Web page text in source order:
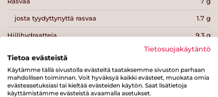
josta tyydyttynyttä rasvaa 1.7 g
Hiilihydraatteja 9.3 g
3.7 g
Kuitua 3.3 g
Proteiinia
Tietosuojakäytäntö
Tietoa evästeistä
Käytämme tällä sivustolla evästeitä taataksemme sivuston parhaan
mahdollisen toiminnan. Voit hyväksyä kaikki evästeet, muokata omia
evästeasetuksiasi tai kieltää evästeiden käytön. Saat lisätietoja
käyttämistämme evästeistä avaamalla asetukset.